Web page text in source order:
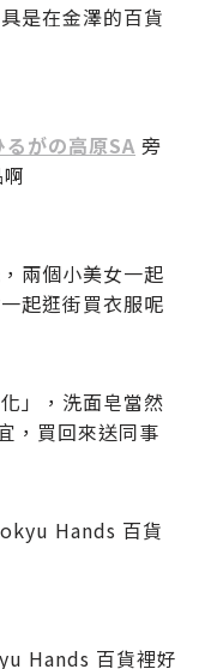
是在金澤的百貨
るがの高原SA 旁
兩個小美女一起
起逛街買衣服呢
」，洗面皂當然
，買回來送同事
Hands 百貨
Hands 百貨裡好